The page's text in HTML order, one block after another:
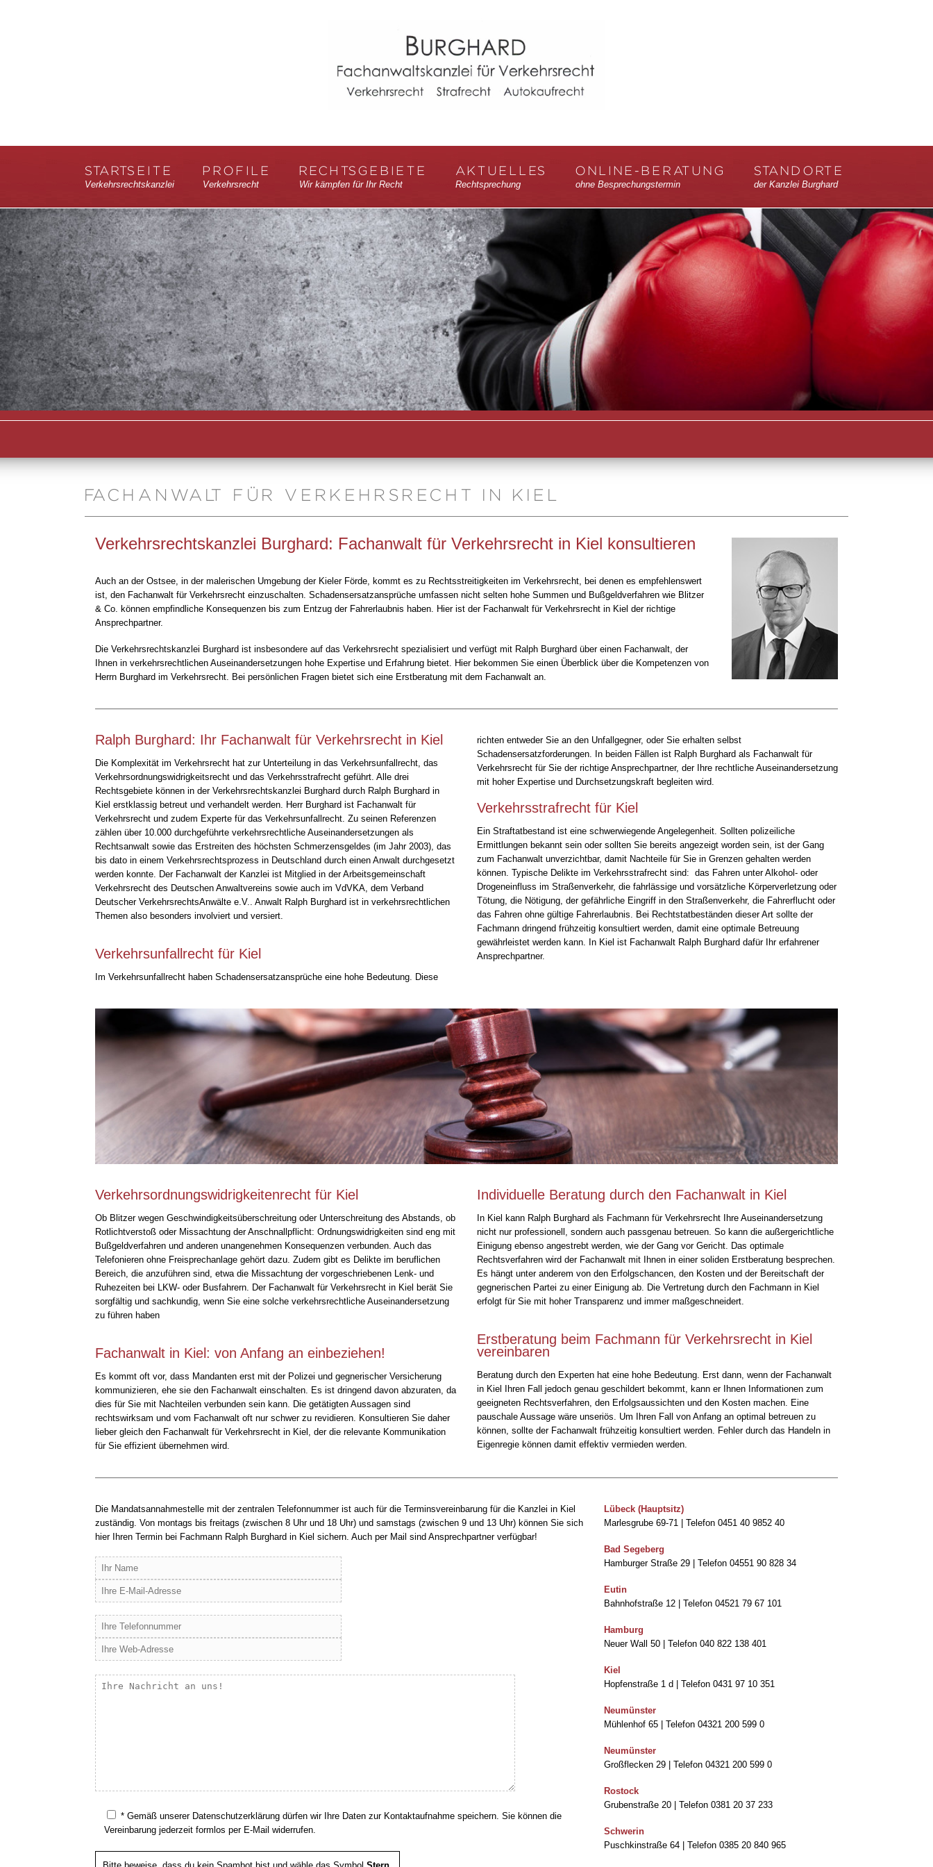
STARTSEITE
Verkehrsrechtskanzlei
PROFILE
Verkehrsrecht
RECHTSGEBIETE
Wir kämpfen für Ihr Recht
AKTUELLES
Rechtsprechung
ONLINE-BERATUNG
ohne Besprechungstermin
STANDORTE
der Kanzlei Burghard
FACHANWALT FÜR VERKEHRSRECHT IN KIEL
Verkehrsrechtskanzlei Burghard: Fachanwalt für Verkehrsrecht in Kiel konsultieren
Auch an der Ostsee, in der malerischen Umgebung der Kieler Förde, kommt es zu Rechtsstreitigkeiten im Verkehrsrecht, bei denen es empfehlenswert
ist, den Fachanwalt für Verkehrsrecht einzuschalten. Schadensersatzansprüche umfassen nicht selten hohe Summen und Bußgeldverfahren wie Blitzer
& Co. können empfindliche Konsequenzen bis zum Entzug der Fahrerlaubnis haben. Hier ist der Fachanwalt für Verkehrsrecht in Kiel der richtige
Ansprechpartner.
Die Verkehrsrechtskanzlei Burghard ist insbesondere auf das Verkehrsrecht spezialisiert und verfügt mit Ralph Burghard über einen Fachanwalt, der
Ihnen in verkehrsrechtlichen Auseinandersetzungen hohe Expertise und Erfahrung bietet. Hier bekommen Sie einen Überblick über die Kompetenzen von
Herrn Burghard im Verkehrsrecht. Bei persönlichen Fragen bietet sich eine Erstberatung mit dem Fachanwalt an.
Ralph Burghard: Ihr Fachanwalt für Verkehrsrecht in Kiel
Die Komplexität im Verkehrsrecht hat zur Unterteilung in das Verkehrsunfallrecht, das
Verkehrsordnungswidrigkeitsrecht und das Verkehrsstrafrecht geführt. Alle drei
Rechtsgebiete können in der Verkehrsrechtskanzlei Burghard durch Ralph Burghard in
Kiel erstklassig betreut und verhandelt werden. Herr Burghard ist Fachanwalt für
Verkehrsrecht und zudem Experte für das Verkehrsunfallrecht. Zu seinen Referenzen
zählen über 10.000 durchgeführte verkehrsrechtliche Auseinandersetzungen als
Rechtsanwalt sowie das Erstreiten des höchsten Schmerzensgeldes (im Jahr 2003), das
bis dato in einem Verkehrsrechtsprozess in Deutschland durch einen Anwalt durchgesetzt
werden konnte. Der Fachanwalt der Kanzlei ist Mitglied in der Arbeitsgemeinschaft
Verkehrsrecht des Deutschen Anwaltvereins sowie auch im VdVKA, dem Verband
Deutscher VerkehrsrechtsAnwälte e.V.. Anwalt Ralph Burghard ist in verkehrsrechtlichen
Themen also besonders involviert und versiert.
Verkehrsunfallrecht für Kiel
Im Verkehrsunfallrecht haben Schadensersatzansprüche eine hohe Bedeutung. Diese
richten entweder Sie an den Unfallgegner, oder Sie erhalten selbst
Schadensersatzforderungen. In beiden Fällen ist Ralph Burghard als Fachanwalt für
Verkehrsrecht für Sie der richtige Ansprechpartner, der Ihre rechtliche Auseinandersetzung
mit hoher Expertise und Durchsetzungskraft begleiten wird.
Verkehrsstrafrecht für Kiel
Ein Straftatbestand ist eine schwerwiegende Angelegenheit. Sollten polizeiliche
Ermittlungen bekannt sein oder sollten Sie bereits angezeigt worden sein, ist der Gang
zum Fachanwalt unverzichtbar, damit Nachteile für Sie in Grenzen gehalten werden
können. Typische Delikte im Verkehrsstrafrecht sind: das Fahren unter Alkohol- oder
Drogeneinfluss im Straßenverkehr, die fahrlässige und vorsätzliche Körperverletzung oder
Tötung, die Nötigung, der gefährliche Eingriff in den Straßenverkehr, die Fahrerflucht oder
das Fahren ohne gültige Fahrerlaubnis. Bei Rechtstatbeständen dieser Art sollte der
Fachmann dringend frühzeitig konsultiert werden, damit eine optimale Betreuung
gewährleistet werden kann. In Kiel ist Fachanwalt Ralph Burghard dafür Ihr erfahrener
Ansprechpartner.
Verkehrsordnungswidrigkeitenrecht für Kiel
Ob Blitzer wegen Geschwindigkeitsüberschreitung oder Unterschreitung des Abstands, ob
Rotlichtverstoß oder Missachtung der Anschnallpflicht: Ordnungswidrigkeiten sind eng mit
Bußgeldverfahren und anderen unangenehmen Konsequenzen verbunden. Auch das
Telefonieren ohne Freisprechanlage gehört dazu. Zudem gibt es Delikte im beruflichen
Bereich, die anzuführen sind, etwa die Missachtung der vorgeschriebenen Lenk- und
Ruhezeiten bei LKW- oder Busfahrern. Der Fachanwalt für Verkehrsrecht in Kiel berät Sie
sorgfältig und sachkundig, wenn Sie eine solche verkehrsrechtliche Auseinandersetzung
zu führen haben
Fachanwalt in Kiel: von Anfang an einbeziehen!
Es kommt oft vor, dass Mandanten erst mit der Polizei und gegnerischer Versicherung
kommunizieren, ehe sie den Fachanwalt einschalten. Es ist dringend davon abzuraten, da
dies für Sie mit Nachteilen verbunden sein kann. Die getätigten Aussagen sind
rechtswirksam und vom Fachanwalt oft nur schwer zu revidieren. Konsultieren Sie daher
lieber gleich den Fachanwalt für Verkehrsrecht in Kiel, der die relevante Kommunikation
für Sie effizient übernehmen wird.
Individuelle Beratung durch den Fachanwalt in Kiel
In Kiel kann Ralph Burghard als Fachmann für Verkehrsrecht Ihre Auseinandersetzung
nicht nur professionell, sondern auch passgenau betreuen. So kann die außergerichtliche
Einigung ebenso angestrebt werden, wie der Gang vor Gericht. Das optimale
Rechtsverfahren wird der Fachanwalt mit Ihnen in einer soliden Erstberatung besprechen.
Es hängt unter anderem von den Erfolgschancen, den Kosten und der Bereitschaft der
gegnerischen Partei zu einer Einigung ab. Die Vertretung durch den Fachmann in Kiel
erfolgt für Sie mit hoher Transparenz und immer maßgeschneidert.
Erstberatung beim Fachmann für Verkehrsrecht in Kiel
vereinbaren
Beratung durch den Experten hat eine hohe Bedeutung. Erst dann, wenn der Fachanwalt
in Kiel Ihren Fall jedoch genau geschildert bekommt, kann er Ihnen Informationen zum
geeigneten Rechtsverfahren, den Erfolgsaussichten und den Kosten machen. Eine
pauschale Aussage wäre unseriös. Um Ihren Fall von Anfang an optimal betreuen zu
können, sollte der Fachanwalt frühzeitig konsultiert werden. Fehler durch das Handeln in
Eigenregie können damit effektiv vermieden werden.
Die Mandatsannahmestelle mit der zentralen Telefonnummer ist auch für die Terminsvereinbarung für die Kanzlei in Kiel
zuständig. Von montags bis freitags (zwischen 8 Uhr und 18 Uhr) und samstags (zwischen 9 und 13 Uhr) können Sie sich
hier Ihren Termin bei Fachmann Ralph Burghard in Kiel sichern. Auch per Mail sind Ansprechpartner verfügbar!
* Gemäß unserer Datenschutzerklärung dürfen wir Ihre Daten zur Kontaktaufnahme speichern. Sie können die
Vereinbarung jederzeit formlos per E-Mail widerrufen.
Lübeck (Hauptsitz)
Marlesgrube 69-71 | Telefon 0451 40 9852 40
Bad Segeberg
Hamburger Straße 29 | Telefon 04551 90 828 34
Eutin
Bahnhofstraße 12 | Telefon 04521 79 67 101
Hamburg
Neuer Wall 50 | Telefon 040 822 138 401
Kiel
Hopfenstraße 1 d | Telefon 0431 97 10 351
Neumünster
Mühlenhof 65 | Telefon 04321 200 599 0
Neumünster
Großflecken 29 | Telefon 04321 200 599 0
Rostock
Grubenstraße 20 | Telefon 0381 20 37 233
Schwerin
Puschkinstraße 64 | Telefon 0385 20 840 965